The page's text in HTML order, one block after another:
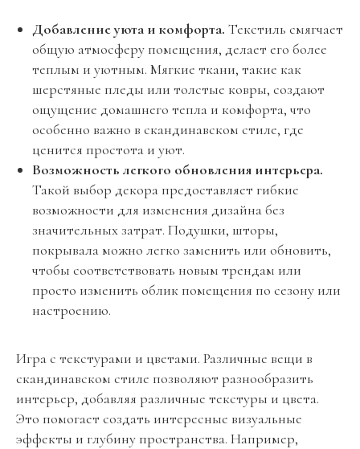
Добавление уюта и комфорта. Текстиль смягчает
общую атмосферу помещения, делает его более
теплым и уютным. Мягкие ткани, такие как
шерстяные пледы или толстые ковры, создают
ощущение домашнего тепла и комфорта, что
особенно важно в скандинавском стиле, где
ценится простота и уют.
Возможность легкого обновления интерьера.
Такой выбор декора предоставляет гибкие
возможности для изменения дизайна без
значительных затрат. Подушки, шторы,
покрывала можно легко заменить или обновить,
чтобы соответствовать новым трендам или
просто изменить облик помещения по сезону или
настроению.
Игра с текстурами и цветами. Различные вещи в
скандинавском стиле позволяют разнообразить
интерьер, добавляя различные текстуры и цвета.
Это помогает создать интересные визуальные
эффекты и глубину пространства. Например,